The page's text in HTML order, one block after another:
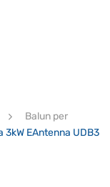
Balun per
3kW EAntenna UDB3